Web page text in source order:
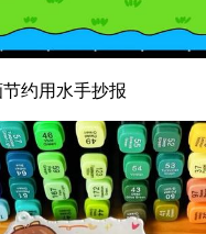
约用水手抄报